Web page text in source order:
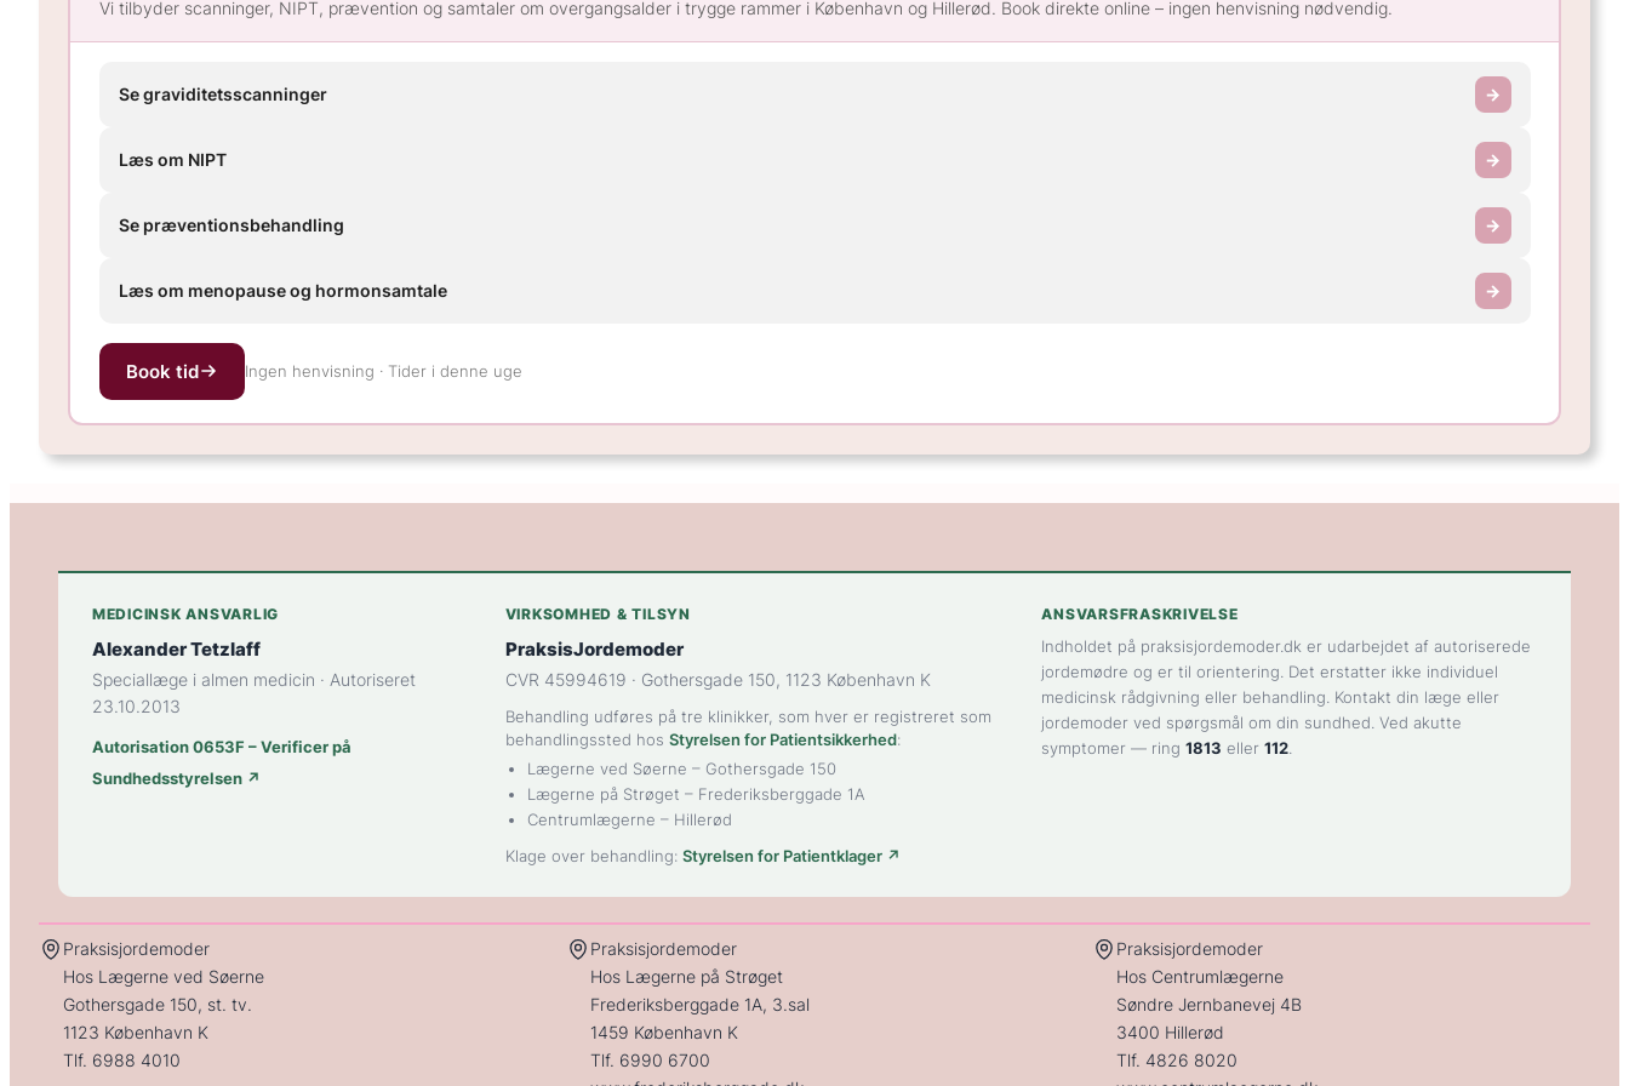
Vi tilbyder scanninger, NIPT, prævention og samtaler om overgangsalder i trygge rammer i København og Hillerød. Book direkte online – ingen henvisning nødvendig.
Se graviditetsscanninger →
Læs om NIPT →
Se præventionsbehandling →
Læs om menopause og hormonsamtale →
Book tid Ingen henvisning · Tider i denne uge
MEDICINSK ANSVARLIG
Alexander Tetzlaff
Speciallæge i almen medicin · Autoriseret
23.10.2013
Autorisation 0653F – Verificer på
Sundhedsstyrelsen ↗
VIRKSOMHED & TILSYN
PraksisJordemoder
CVR 45994619 · Gothersgade 150, 1123 København K
Behandling udføres på tre klinikker, som hver er registreret som
behandlingssted hos Styrelsen for Patientsikkerhed:
Lægerne ved Søerne – Gothersgade 150
Lægerne på Strøget – Frederiksberggade 1A
Centrumlægerne – Hillerød
Klage over behandling: Styrelsen for Patientklager ↗
ANSVARSFRASKRIVELSE
Indholdet på praksisjordemoder.dk er udarbejdet af autoriserede
jordemødre og er til orientering. Det erstatter ikke individuel
medicinsk rådgivning eller behandling. Kontakt din læge eller
jordemoder ved spørgsmål om din sundhed. Ved akutte
symptomer — ring1813 eller112
Praksisjordemoder
Hos Lægerne ved Søerne
Gothersgade 150, st. tv.
1123 København K
Tlf. 6988 4010
Praksisjordemoder
Hos Lægerne på Strøget
Frederiksberggade 1A, 3.sal
1459 København K
Tlf. 6990 6700
Praksisjordemoder
Hos Centrumlægerne
Søndre Jernbanevej 4B
3400 Hillerød
Tlf. 4826 8020